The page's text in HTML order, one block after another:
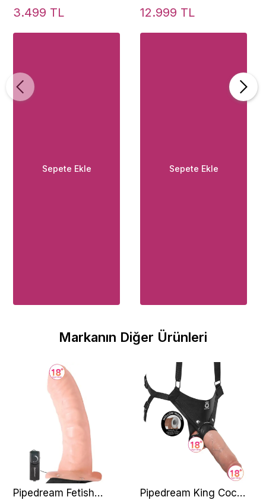
8 Hand Blown Glass
3.499 TL
Sepete Ekle
Toyz PDX ELİTE
Masturbator
12.999 TL
Sepete Ekle
Markanın Diğer Ürünleri
Pipedream Fetish
Pipedream King Cock